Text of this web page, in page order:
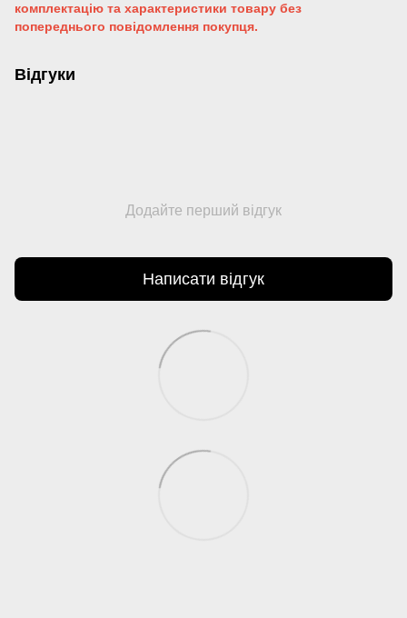
комплектацію та характеристики товару без
попереднього повідомлення покупця.
Відгуки
Додайте перший відгук
Написати відгук